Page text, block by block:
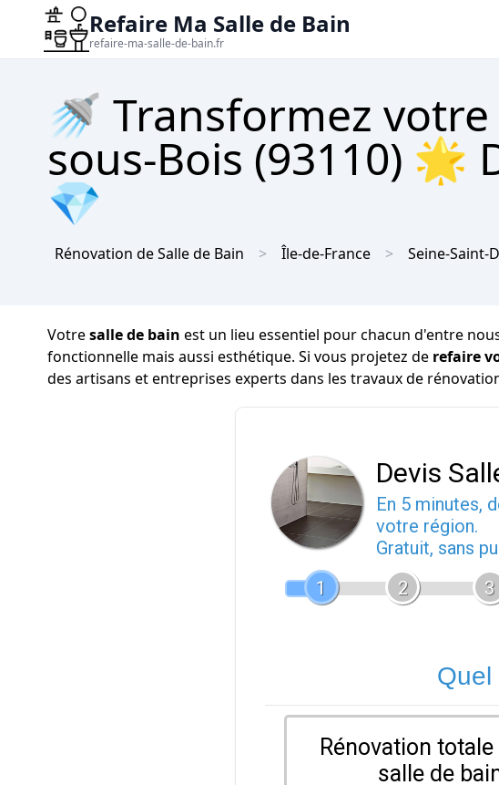
Refaire Ma Salle de Bain
refaire-ma-salle-de-bain.fr
🚿 Transformez
sous-Bois (93110) 🌟
💎
Rénovation de Salle de Bain Île-de-France Seine-Saint-
Votresalle de bain est un lieu essentiel pour chacun d'entre
fonctionnelle mais aussi esthétique. Si vous projetez de refaire
des artisans et entreprises experts dans les travaux de
Devis
En 5 minutes,
votre région.
Gratuit, sans
1
2 3
Quel
Rénovation
salle de